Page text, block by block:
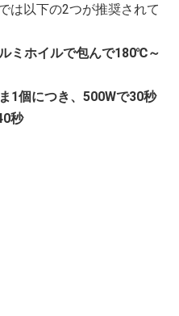
は以下の2つが推奨されて
ミホイルで包んで180℃～
1個につき、500Wで30秒
秒